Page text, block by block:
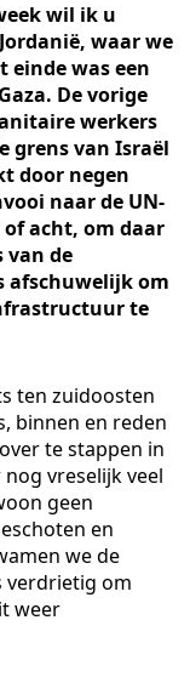
wil ik u
waar we
einde was een
De vorige
werkers
grens van Israël
door negen
naar de UN-
acht, om daar
van de
afschuwelijk om
te
ten zuidoosten
binnen en reden
te stappen in
vreselijk veel
geen
en
we de
verdrietig om
weer